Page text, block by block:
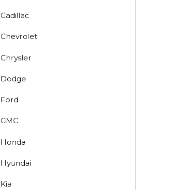
Cadillac
Chevrolet
Chrysler
Dodge
Ford
GMC
Honda
Hyundai
Kia